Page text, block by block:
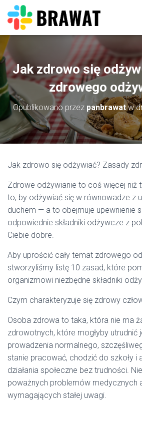
Jak zdrowo się
zdrowego
Opublikowano przez panbrawatw
Jak zdrowo się odżywiać? Zasady
Zdrowe odżywianie to coś więcej niż
to, by odżywiać się w równowadze z
duchem — a to obejmuje upewnienie
odpowiednie składniki odżywcze z
Ciebie dobre.
Aby uprościć cały temat zdrowego
stworzyliśmy listę 10 zasad, które
organizmowi niezbędne składniki
Czym charakteryzuje się zdrowy
Osoba zdrowa to taka, która nie ma
zdrowotnych, które mogłyby utrudnić
prowadzenia normalnego,
stanie pracować, chodzić do szkoły i
działania społeczne bez trudności.
poważnych problemów medycznych
wymagających stałej uwagi.